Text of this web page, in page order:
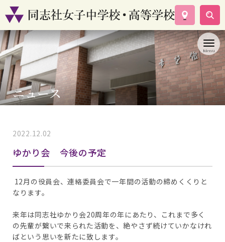
学校案内
コース紹介
学校生活
入試情報
資料請求
ニュース
2022.12.02
ゆかり会 今後の予定
12月の役員会、連絡委員会で一年間の活動の締めくくりと
なります。
来年は同志社ゆかり会20周年の年にあたり、これまで多く
の先輩が繋いで来られた活動を、絶やさず続けていかなけれ
ばという思いを新たに致します。